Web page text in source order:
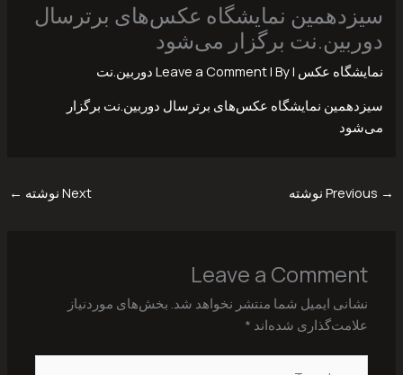
سیزدهمین نمایشگاه عکس‌های برترسال
دوربین.نت برگزار می‌شود
نمایشگاه عکس |
Leave a Comment| By
دوربین.نت
سیزدهمین نمایشگاه عکس‌های برترسال دوربین.نت برگزار
می‌شود
→ Next نوشته ←
Leave a Comment
نشانی ایمیل شما منتشر نخواهد شد. بخش‌های موردنیاز
علامت‌گذاری شده‌اند *